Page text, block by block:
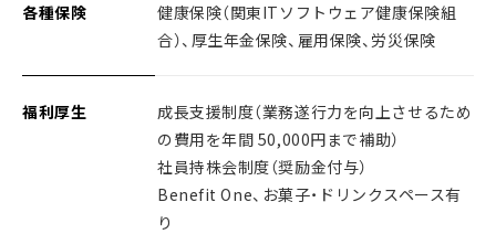
各種保険
健康保険（関東ITソフトウェア健康保険組
合）、厚生年金保険、雇用保険、労災保険
福利厚生
成長支援制度（業務遂行力を向上させるため
の費用を年間 50,000円まで補助）
社員持株会制度（奨励金付与）
Benefit One、お菓子・ドリンクスペース有
り